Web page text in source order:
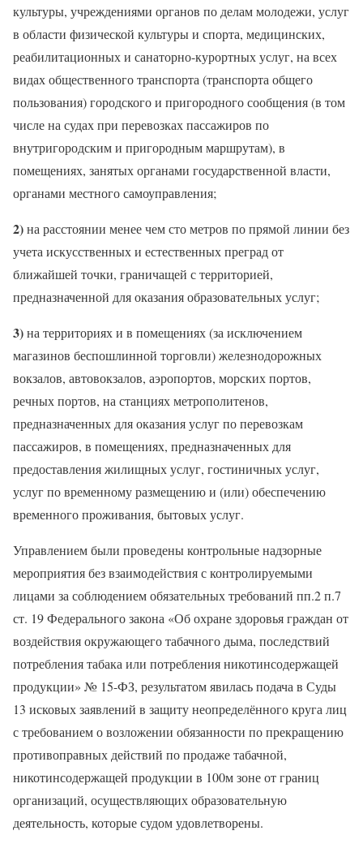
культуры, учреждениями органов по делам молодежи, услуг
в области физической культуры и спорта, медицинских,
реабилитационных и санаторно-курортных услуг, на всех
видах общественного транспорта (транспорта общего
пользования) городского и пригородного сообщения (в том
числе на судах при перевозках пассажиров по
внутригородским и пригородным маршрутам), в
помещениях, занятых органами государственной власти,
органами местного самоуправления;
2)на расстоянии менее чем сто метров по прямой линии без
учета искусственных и естественных преград от
ближайшей точки, граничащей с территорией,
предназначенной для оказания образовательных услуг;
3)на территориях и в помещениях (за исключением
магазинов беспошлинной торговли) железнодорожных
вокзалов, автовокзалов, аэропортов, морских портов,
речных портов, на станциях метрополитенов,
предназначенных для оказания услуг по перевозкам
пассажиров, в помещениях, предназначенных для
предоставления жилищных услуг, гостиничных услуг,
услуг по временному размещению и (или) обеспечению
временного проживания, бытовых услуг.
Управлением были проведены контрольные надзорные
мероприятия без взаимодействия с контролируемыми
лицами за соблюдением обязательных требований пп.2 п.7
ст. 19 Федерального закона «Об охране здоровья граждан от
воздействия окружающего табачного дыма, последствий
потребления табака или потребления никотинсодержащей
продукции» № 15-ФЗ, результатом явилась подача в Суды
13 исковых заявлений в защиту неопределённого круга лиц
с требованием о возложении обязанности по прекращению
противоправных действий по продаже табачной,
никотинсодержащей продукции в 100м зоне от границ
организаций, осуществляющих образовательную
деятельность, которые судом удовлетворены.